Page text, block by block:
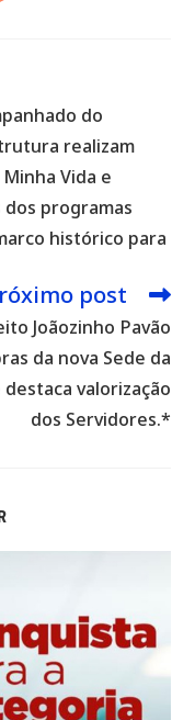
do
realizam
Vida e
programas
histórico para
post
Joãozinho Pavão
da nova Sede da
valorização
dos Servidores.*